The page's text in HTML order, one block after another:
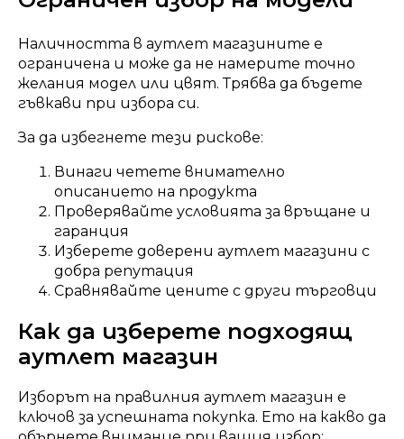
Наличността в аутлет магазините е
ограничена и може да не намерите точно
желания модел или цвят. Трябва да бъдете
гъвкави при избора си.
За да избегнете тези рискове:
Винаги четете внимателно
описанието на продукта
Проверявайте условията за връщане и
гаранция
Изберете доверени аутлет магазини с
добра репутация
Сравнявайте цените с други търговци
Как да изберете подходящ
аутлет магазин
Изборът на правилния аутлет магазин е
ключов за успешната покупка. Ето на какво да